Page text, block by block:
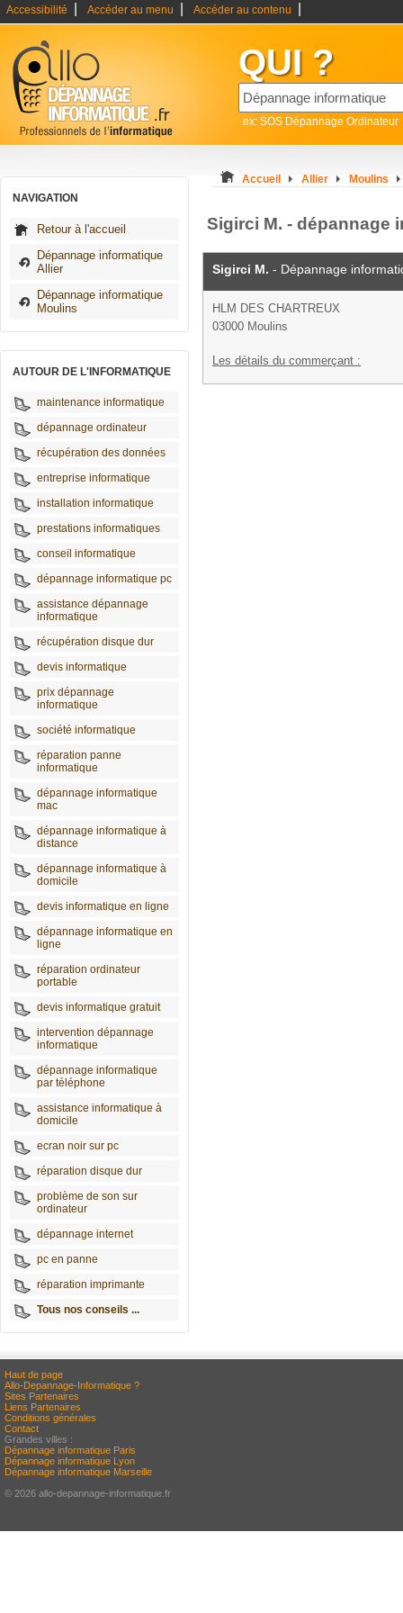
Accessibilité Accéder au menu Accéder au contenu
QUI ?
ex: SOS Dépannage Ordinateur
NAVIGATION
Retour à l'accueil
Dépannage informatique
Allier
Dépannage informatique
Moulins
AUTOUR DE L'INFORMATIQUE
maintenance informatique
dépannage ordinateur
récupération des données
entreprise informatique
installation informatique
prestations informatiques
conseil informatique
dépannage informatique pc
assistance dépannage
informatique
récupération disque dur
devis informatique
prix dépannage
informatique
société informatique
réparation panne
informatique
dépannage informatique
mac
dépannage informatique à
distance
dépannage informatique à
domicile
devis informatique en ligne
dépannage informatique en
ligne
réparation ordinateur
portable
devis informatique gratuit
intervention dépannage
informatique
dépannage informatique
par téléphone
assistance informatique à
domicile
ecran noir sur pc
réparation disque dur
problème de son sur
ordinateur
dépannage internet
pc en panne
réparation imprimante
Tous nos conseils ...
Accueil Allier Moulins
Sigirci M. - dépannage
Sigirci M. - Dépannage
HLM DES CHARTREUX
03000 Moulins
Les détails du commerçant :
Haut de page
Allo-Depannage-Informatique ?
Sites Partenaires
Liens Partenaires
Conditions générales
Contact
Grandes villes :
Dépannage informatique Paris
Dépannage informatique Lyon
Dépannage informatique Marseille
© 2026 allo-depannage-informatique.fr